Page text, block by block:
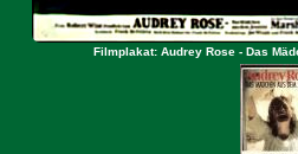
Filmplakat: Audrey Rose - Das